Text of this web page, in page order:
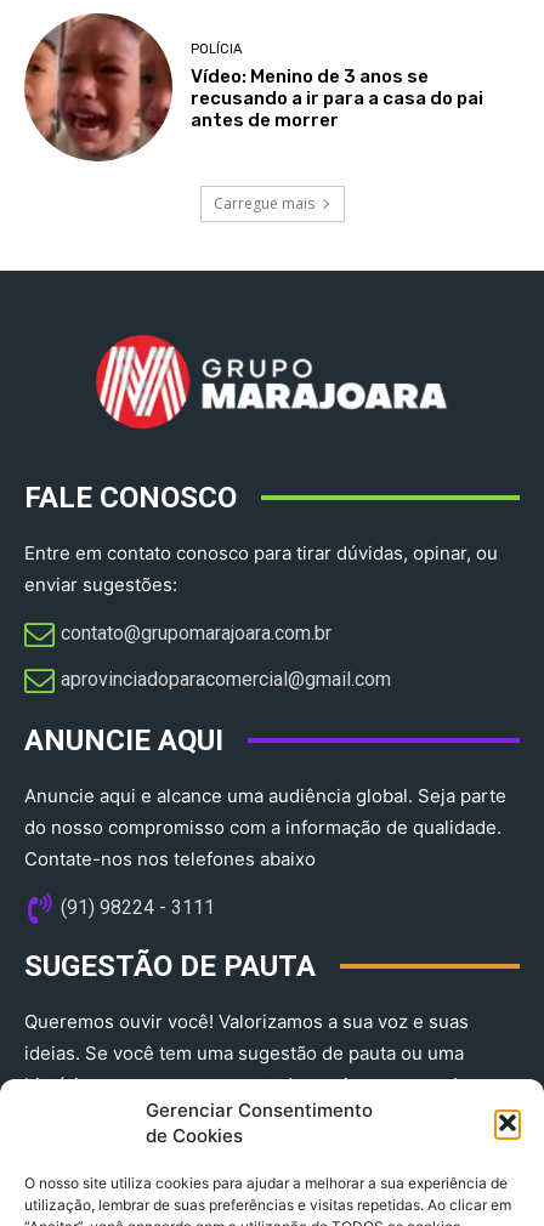
Gerenciar Consentimento
de Cookies
O nosso site utiliza cookies para ajudar a melhorar a sua experiência de
utilização, lembrar de suas preferências e visitas repetidas. Ao clicar em
POLÍCIA
Vídeo: Menino de 3 anos se
recusando a ir para a casa do pai
antes de morrer
Carregue mais
FALE CONOSCO
Entre em contato conosco para tirar dúvidas, opinar, ou
enviar sugestões:
contato@grupomarajoara.com.br
aprovinciadoparacomercial@gmail.com​
ANUNCIE AQUI
Anuncie aqui e alcance uma audiência global. Seja parte
do nosso compromisso com a informação de qualidade.
Contate-nos nos telefones abaixo
(91) 98224 - 3111
SUGESTÃO DE PAUTA
Queremos ouvir você! Valorizamos a sua voz e suas
ideias. Se você tem uma sugestão de pauta ou uma
história que merece ser contada, envie-nos agora!
(91) 98224 - 3111